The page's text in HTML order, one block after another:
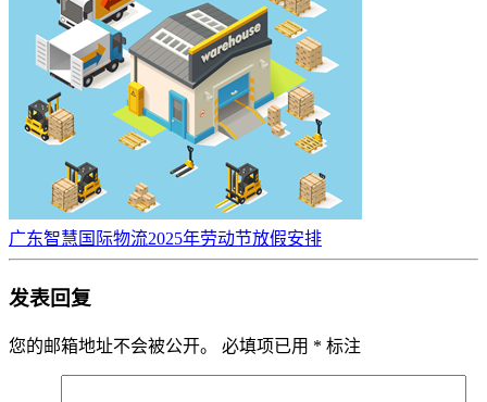
广东智慧国际物流2025年劳动节放假安排
发表回复
您的邮箱地址不会被公开。 必填项已用 * 标注